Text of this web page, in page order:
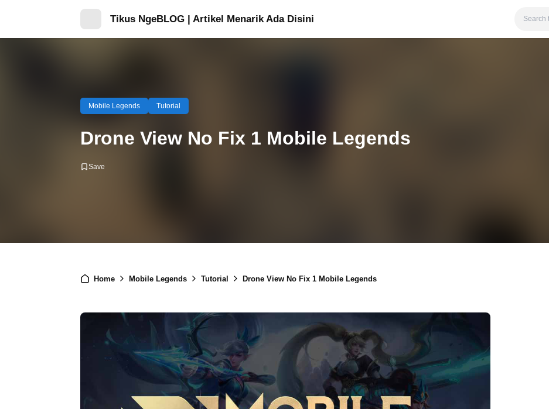
Tikus NgeBLOG | Artikel Menarik Ada Disini
Mobile Legends Tutorial
Drone View No Fix 1 Mobile Legends
Home Mobile Legends Tutorial Drone View No Fix 1 Mobile Legends